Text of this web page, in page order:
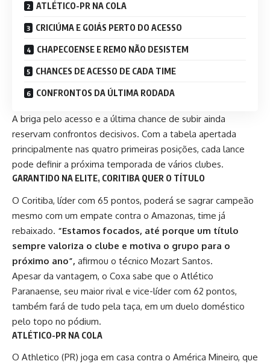
ATLÉTICO-PR NA COLA
CRICIÚMA E GOIÁS PERTO DO ACESSO
CHAPECOENSE E REMO NÃO DESISTEM
CHANCES DE ACESSO DE CADA TIME
CONFRONTOS DA ÚLTIMA RODADA
A briga pelo acesso e a última chance de subir ainda
reservam confrontos decisivos. Com a tabela apertada
principalmente nas quatro primeiras posições, cada lance
pode definir a próxima temporada de vários clubes.
GARANTIDO NA ELITE, CORITIBA QUER O TÍTULO
O Coritiba, líder com 65 pontos, poderá se sagrar campeão
mesmo com um empate contra o Amazonas, time já
rebaixado. “Estamos focados, até porque um título
sempre valoriza o clube e motiva o grupo para o
próximo ano”, afirmou o técnico Mozart Santos.
Apesar da vantagem, o Coxa sabe que o Atlético
Paranaense, seu maior rival e vice-líder com 62 pontos,
também fará de tudo pela taça, em um duelo doméstico
pelo topo no pódium.
ATLÉTICO-PR NA COLA
O Athletico (PR) joga em casa contra o América Mineiro, que